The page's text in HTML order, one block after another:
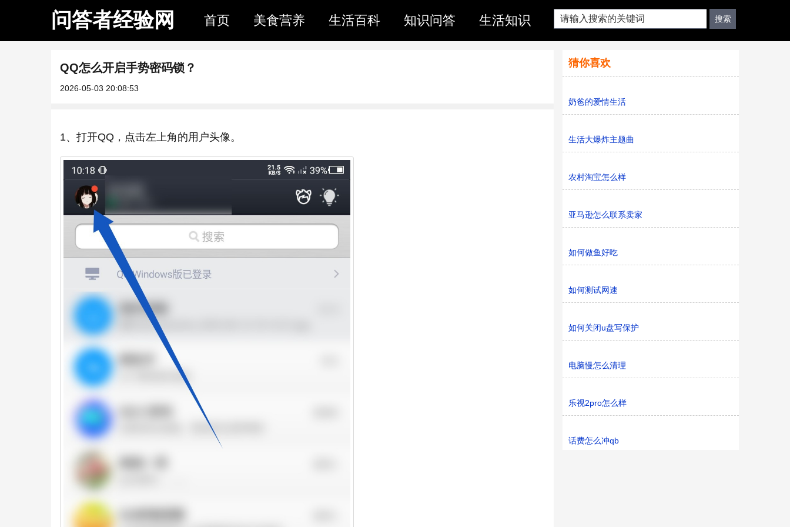
问答者经验网 首页 美食营养 生活百科 知识问答 生活知识
QQ怎么开启手势密码锁？
2026-05-03 20:08:53
1、打开QQ，点击左上角的用户头像。
猜你喜欢
奶爸的爱情生活
生活大爆炸主题曲
农村淘宝怎么样
亚马逊怎么联系卖家
如何做鱼好吃
如何测试网速
如何关闭u盘写保护
电脑慢怎么清理
乐视2pro怎么样
话费怎么冲qb